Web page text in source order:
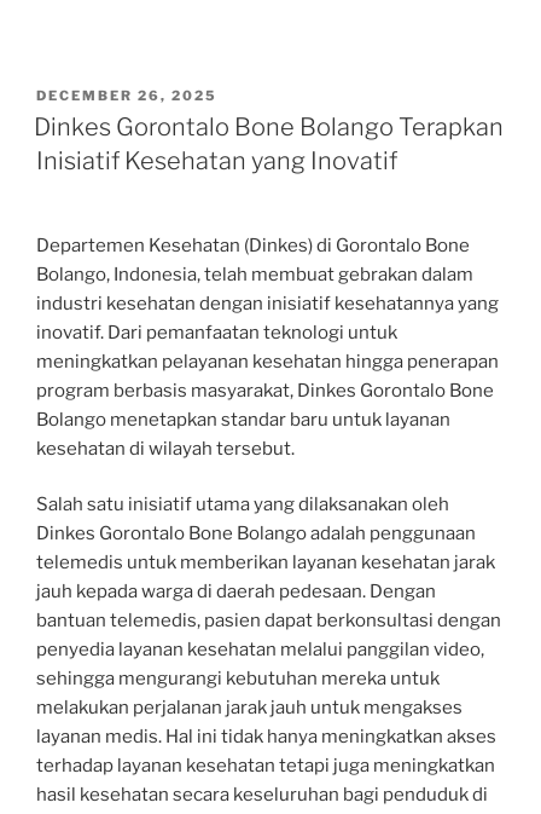
POSTED
ON
DECEMBER 26, 2025
Dinkes Gorontalo Bone Bolango Terapkan
Inisiatif Kesehatan yang Inovatif
Departemen Kesehatan (Dinkes) di Gorontalo Bone
Bolango, Indonesia, telah membuat gebrakan dalam
industri kesehatan dengan inisiatif kesehatannya yang
inovatif. Dari pemanfaatan teknologi untuk
meningkatkan pelayanan kesehatan hingga penerapan
program berbasis masyarakat, Dinkes Gorontalo Bone
Bolango menetapkan standar baru untuk layanan
kesehatan di wilayah tersebut.
Salah satu inisiatif utama yang dilaksanakan oleh
Dinkes Gorontalo Bone Bolango adalah penggunaan
telemedis untuk memberikan layanan kesehatan jarak
jauh kepada warga di daerah pedesaan. Dengan
bantuan telemedis, pasien dapat berkonsultasi dengan
penyedia layanan kesehatan melalui panggilan video,
sehingga mengurangi kebutuhan mereka untuk
melakukan perjalanan jarak jauh untuk mengakses
layanan medis. Hal ini tidak hanya meningkatkan akses
terhadap layanan kesehatan tetapi juga meningkatkan
hasil kesehatan secara keseluruhan bagi penduduk di